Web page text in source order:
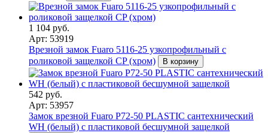
1 104 руб.
Арт: 53919
Врезной замок Fuaro 5116-25 узкопрофильный с
роликовой защелкой CP (хром)
В корзину
542 руб.
Арт: 53957
Замок врезной Fuaro P72-50 PLASTIC сантехнический
WH (белый) с пластиковой бесшумной защелкой